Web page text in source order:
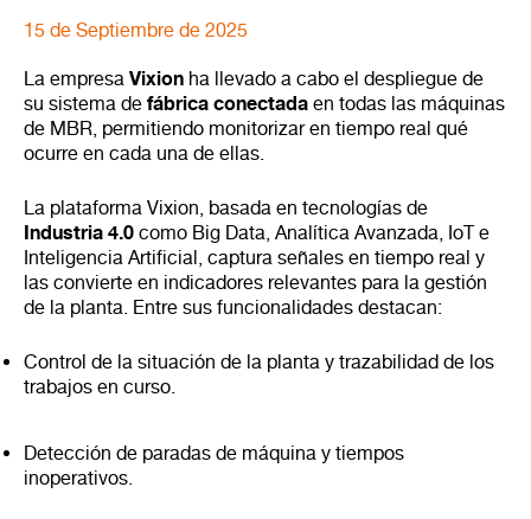
15 de Septiembre de 2025
La empresa Vixion ha llevado a cabo el despliegue de
su sistema de fábrica conectada en todas las máquinas
de MBR, permitiendo monitorizar en tiempo real qué
ocurre en cada una de ellas.
La plataforma Vixion, basada en tecnologías de
Industria 4.0 como Big Data, Analítica Avanzada, IoT e
Inteligencia Artificial, captura señales en tiempo real y
las convierte en indicadores relevantes para la gestión
de la planta. Entre sus funcionalidades destacan:
Control de la situación de la planta y trazabilidad de los
trabajos en curso.
Detección de paradas de máquina y tiempos
inoperativos.